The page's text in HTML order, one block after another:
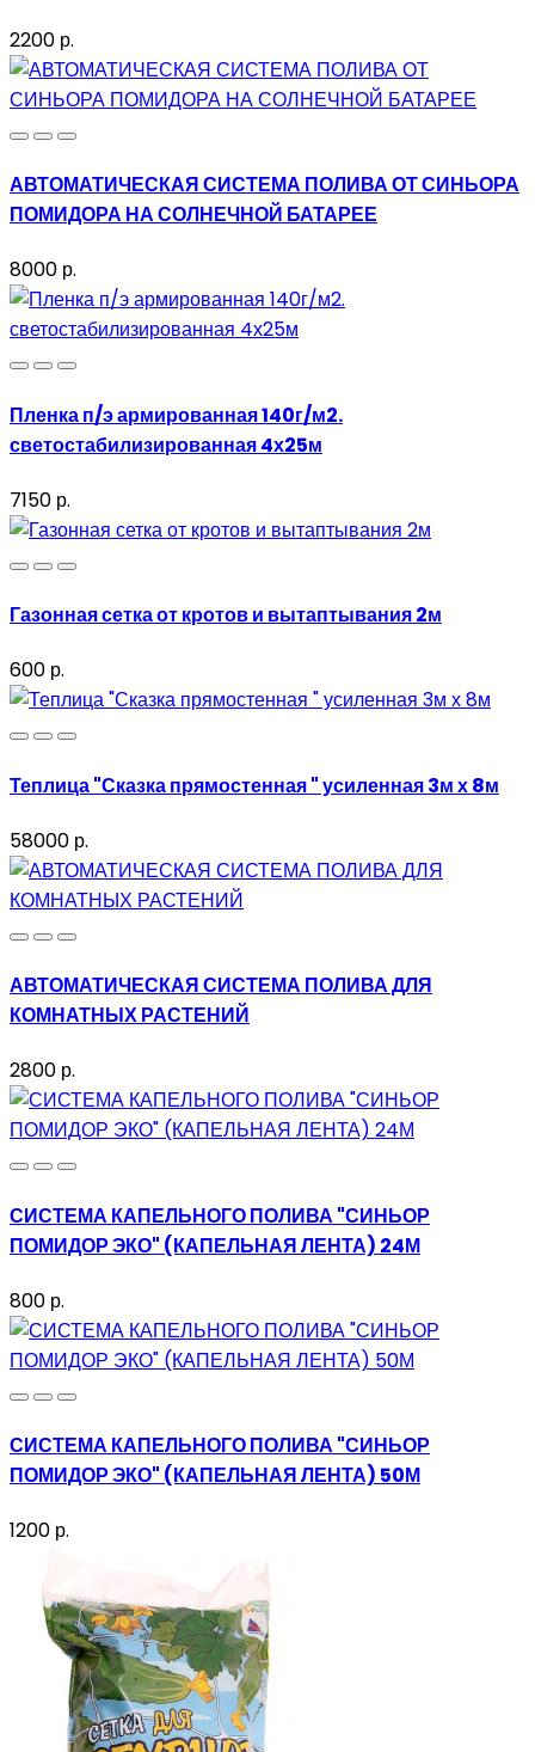
2200 р.
АВТОМАТИЧЕСКАЯ СИСТЕМА ПОЛИВА ОТ СИНЬОРА
ПОМИДОРА НА СОЛНЕЧНОЙ БАТАРЕЕ
8000 р.
Пленка п/э армированная 140г/м2.
светостабилизированная 4х25м
7150 р.
Газонная сетка от кротов и вытаптывания 2м
600 р.
Теплица "Сказка прямостенная " усиленная 3м х 8м
58000 р.
АВТОМАТИЧЕСКАЯ СИСТЕМА ПОЛИВА ДЛЯ
КОМНАТНЫХ РАСТЕНИЙ
2800 р.
СИСТЕМА КАПЕЛЬНОГО ПОЛИВА "СИНЬОР
ПОМИДОР ЭКО" (КАПЕЛЬНАЯ ЛЕНТА) 24М
800 р.
СИСТЕМА КАПЕЛЬНОГО ПОЛИВА "СИНЬОР
ПОМИДОР ЭКО" (КАПЕЛЬНАЯ ЛЕНТА) 50М
1200 р.